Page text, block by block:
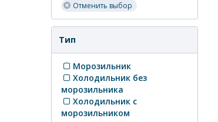
Отменить выбор
Тип
Морозильник
Холодильник без
морозильника
Холодильник с
морозильником